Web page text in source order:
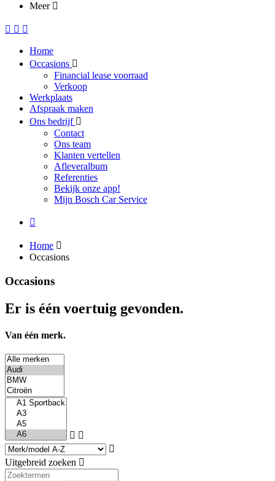
Meer
Home
Occasions
Financial lease voorraad
Verkoop
Werkplaats
Afspraak maken
Ons bedrijf
Contact
Ons team
Klanten vertellen
Afleveralbum
Referenties
Bekijk onze app!
Mijn Bosch Car Service
Home
Occasions
Occasions
Er is één voertuig gevonden.
Van één merk.
Uitgebreid zoeken